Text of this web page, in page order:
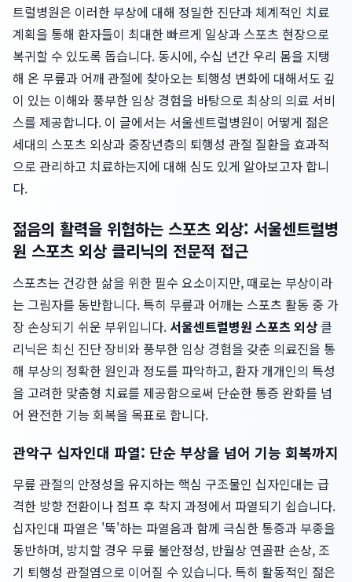
트럴병원은 이러한 부상에 대해 정밀한 진단과 체계적인 치료
계획을 통해 환자들이 최대한 빠르게 일상과 스포츠 현장으로
복귀할 수 있도록 돕습니다. 동시에, 수십 년간 우리 몸을 지탱
해 온 무릎과 어깨 관절에 찾아오는 퇴행성 변화에 대해서도 깊
이 있는 이해와 풍부한 임상 경험을 바탕으로 최상의 의료 서비
스를 제공합니다. 이 글에서는 서울센트럴병원이 어떻게 젊은
세대의 스포츠 외상과 중장년층의 퇴행성 관절 질환을 효과적
으로 관리하고 치료하는지에 대해 심도 있게 알아보고자 합니
다.
젊음의 활력을 위협하는 스포츠 외상: 서울센트럴병
원 스포츠 외상 클리닉의 전문적 접근
스포츠는 건강한 삶을 위한 필수 요소이지만, 때로는 부상이라
는 그림자를 동반합니다. 특히 무릎과 어깨는 스포츠 활동 중 가
장 손상되기 쉬운 부위입니다. 서울센트럴병원 스포츠 외상 클
리닉은 최신 진단 장비와 풍부한 임상 경험을 갖춘 의료진을 통
해 부상의 정확한 원인과 정도를 파악하고, 환자 개개인의 특성
을 고려한 맞춤형 치료를 제공함으로써 단순한 통증 완화를 넘
어 완전한 기능 회복을 목표로 합니다.
관악구 십자인대 파열: 단순 부상을 넘어 기능 회복까지
무릎 관절의 안정성을 유지하는 핵심 구조물인 십자인대는 급
격한 방향 전환이나 점프 후 착지 과정에서 파열되기 쉽습니다.
십자인대 파열은 '뚝'하는 파열음과 함께 극심한 통증과 부종을
동반하며, 방치할 경우 무릎 불안정성, 반월상 연골판 손상, 조
기 퇴행성 관절염으로 이어질 수 있습니다. 특히 활동적인 젊은